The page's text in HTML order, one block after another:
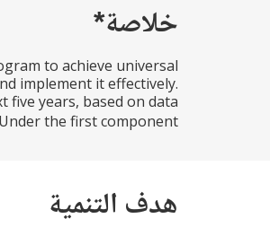
خلاصة*
to achieve universal
implement it effectively.
years, based on data
the first component...
هدف التنمية